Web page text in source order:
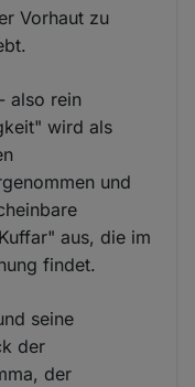
Vorhaut zu
also rein
wird als
und
aus, die im
findet.
seine
der
der